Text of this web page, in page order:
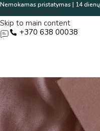
Skip to navigation
Skip to main content
Nemokamas pristatymas | 14
+370 638 00038
Net ir aukščiausios kokybės
rūpintis savo papuošalais